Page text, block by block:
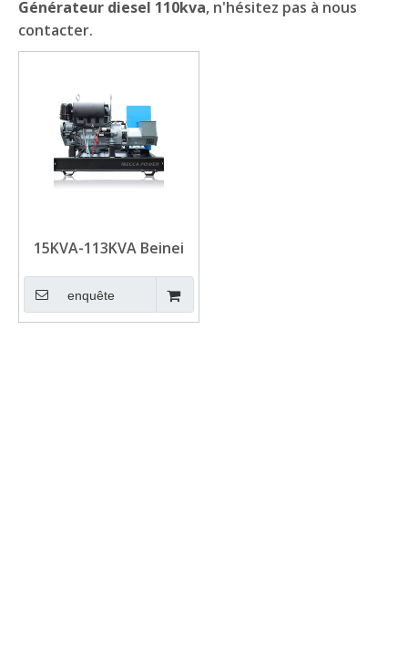
Générateur diesel 110kva, n'hésitez pas à nous
contacter.
15KVA-113KVA Beinei
Air Refroidissement
Diesel Generator pour
Telecom
enquête